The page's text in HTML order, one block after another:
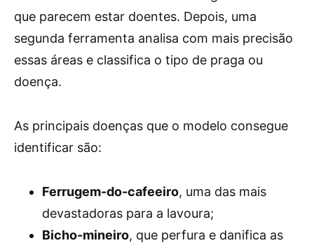
que parecem estar doentes. Depois, uma
segunda ferramenta analisa com mais precisão
essas áreas e classifica o tipo de praga ou
doença.
As principais doenças que o modelo consegue
identificar são:
Ferrugem-do-cafeeiro, uma das mais
devastadoras para a lavoura;
Bicho-mineiro, que perfura e danifica as